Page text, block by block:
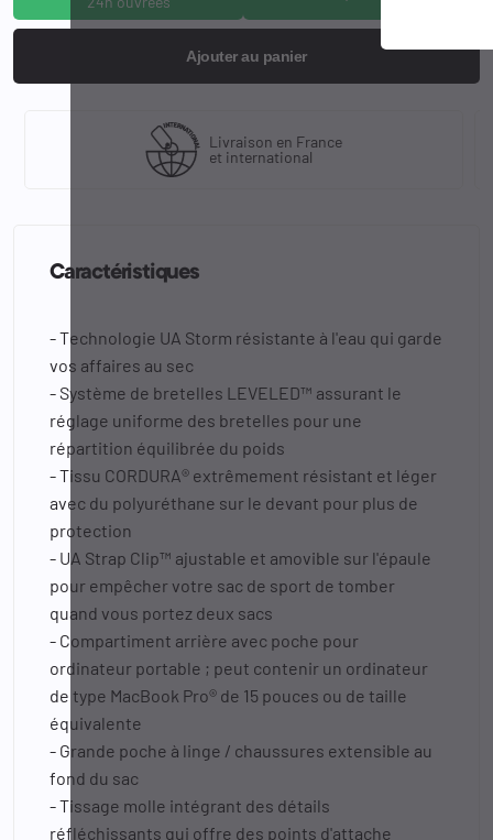
Ajouter au panier
Livraison en France
et international
Caractéristiques
- Technologie UA Storm résistante à l'eau qui garde
vos affaires au sec
- Système de bretelles LEVELED™ assurant le
réglage uniforme des bretelles pour une
répartition équilibrée du poids
- Tissu CORDURA® extrêmement résistant et léger
avec du polyuréthane sur le devant pour plus de
protection
- UA Strap Clip™ ajustable et amovible sur l'épaule
pour empêcher votre sac de sport de tomber
quand vous portez deux sacs
- Compartiment arrière avec poche pour
ordinateur portable ; peut contenir un ordinateur
de type MacBook Pro® de 15 pouces ou de taille
équivalente
- Grande poche à linge / chaussures extensible au
fond du sac
- Tissage molle intégrant des détails
réfléchissants qui offre des points d'attache